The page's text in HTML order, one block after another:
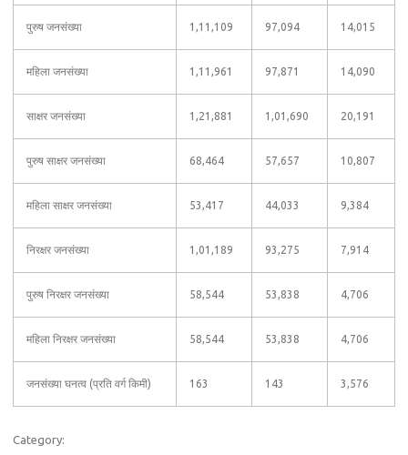
पुरुष जनसंख्या 1,11,109 97,094 14,015
महिला जनसंख्या 1,11,961 97,871 14,090
साक्षर जनसंख्या 1,21,881 1,01,690 20,191
पुरुष साक्षर जनसंख्या 68,464 57,657 10,807
महिला साक्षर जनसंख्या 53,417 44,033 9,384
निरक्षर जनसंख्या 1,01,189 93,275 7,914
पुरुष निरक्षर जनसंख्या 58,544 53,838 4,706
महिला निरक्षर जनसंख्या 58,544 53,838 4,706
जनसंख्या घनत्व (प्रति वर्ग किमी) 163 143 3,576
Category: